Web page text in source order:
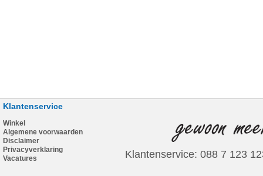
Klantenservice
Winkel
Algemene voorwaarden
Disclaimer
Privacyverklaring
Vacatures
Klantenservice: 088 7 123